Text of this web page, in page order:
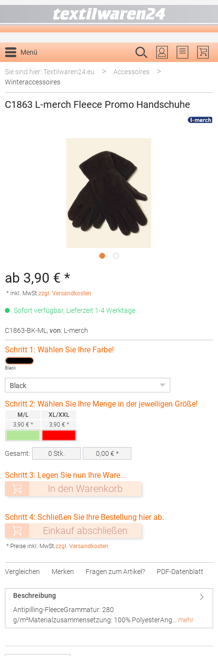
Menü
Du hast 0
Sie sind hier: Textilwaren24.eu
> Accessoires >
Winteraccessoires
C1863 L-merch Fleece Promo Handschuhe
ab 3,90 € *
* inkl. MwSt.zzgl. Versandkosten
Sofort verfügbar, Lieferzeit 1-4 Werktage
C1863-BK-ML , von: L-merch
Schritt 1: Wählen Sie Ihre Farbe!
Black
Schritt 2: Wählen Sie Ihre Menge in der jeweiligen Größe!
M/L
3,90 € *
XL/XXL
3,90 € *
Gesamt: 0 Stk. 0,00 € *
Schritt 3: Legen Sie nun Ihre Ware...
In den Warenkorb
Schritt 4: Schließen Sie Ihre Bestellung hier ab.
Einkauf abschließen
* Preise inkl. MwSt.zzgl. Versandkosten
Vergleichen Merken Fragen zum Artikel? PDF-Datenblatt
Beschreibung
Antipilling-FleeceGrammatur: 280
g/m²Materialzusammensetzung: 100% PolyesterAng… mehr